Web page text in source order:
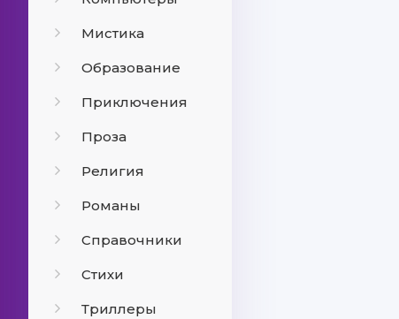
Мистика
Образование
Приключения
Проза
Религия
Романы
Справочники
Стихи
Триллеры